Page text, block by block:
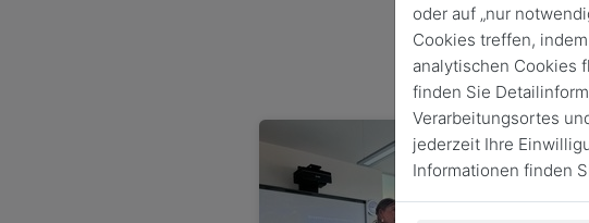
oder auf „nur
Cookies treffen,
analytischen Cookies
finden Sie
Verarbeitungsortes
jederzeit Ihre
Informationen finden